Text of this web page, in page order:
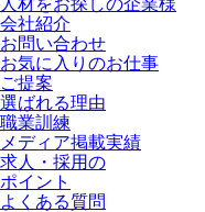
会社紹介
お問い合わせ
お気に入りのお仕事
ご提案
選ばれる理由
職業訓練
メディア掲載実績
求人・採用の
ポイント
よくある質問